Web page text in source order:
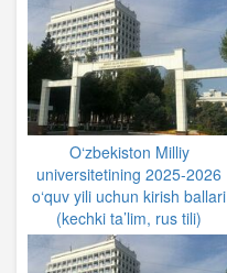
O‘zbekiston Milliy
universitetining 2025-2026
o‘quv yili uchun kirish ballari
(kechki ta’lim, rus tili)